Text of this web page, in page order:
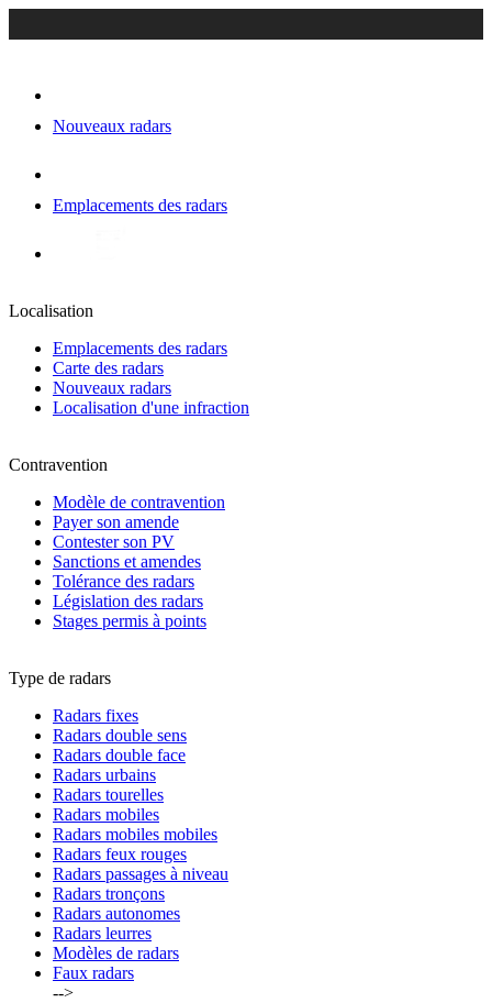
Nouveaux radars
Emplacements des radars
Localisation
Emplacements des radars
Carte des radars
Nouveaux radars
Localisation d'une infraction
Contravention
Modèle de contravention
Payer son amende
Contester son PV
Sanctions et amendes
Tolérance des radars
Législation des radars
Stages permis à points
Type de radars
Radars fixes
Radars double sens
Radars double face
Radars urbains
Radars tourelles
Radars mobiles
Radars mobiles mobiles
Radars feux rouges
Radars passages à niveau
Radars tronçons
Radars autonomes
Radars leurres
Modèles de radars
Faux radars
-->